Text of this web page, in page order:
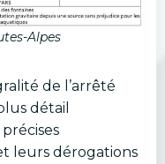
Alpes
de l’arrêté
détail
leurs dérogations